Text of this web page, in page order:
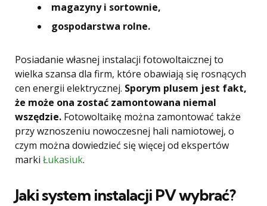
magazyny i sortownie,
gospodarstwa rolne.
Posiadanie własnej instalacji fotowoltaicznej to
wielka szansa dla firm, które obawiają się rosnących
cen energii elektrycznej. Sporym plusem jest fakt,
że może ona zostać zamontowana niemal
wszędzie. Fotowoltaikę można zamontować także
przy wznoszeniu nowoczesnej hali namiotowej, o
czym można dowiedzieć się więcej od ekspertów
marki Łukasiuk.
Jaki system instalacji PV wybrać?